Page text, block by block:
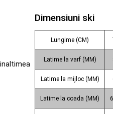
Dimensiuni ski
Lungime (CM)
Latime la varf (MM)
Latime la mijloc (MM)
Latime la coada (MM)